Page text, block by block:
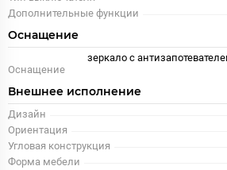
Дополнительные функции
Оснащение
Оснащение
зеркало с
Внешнее исполнение
Дизайн
Ориентация
Угловая конструкция
Форма мебели